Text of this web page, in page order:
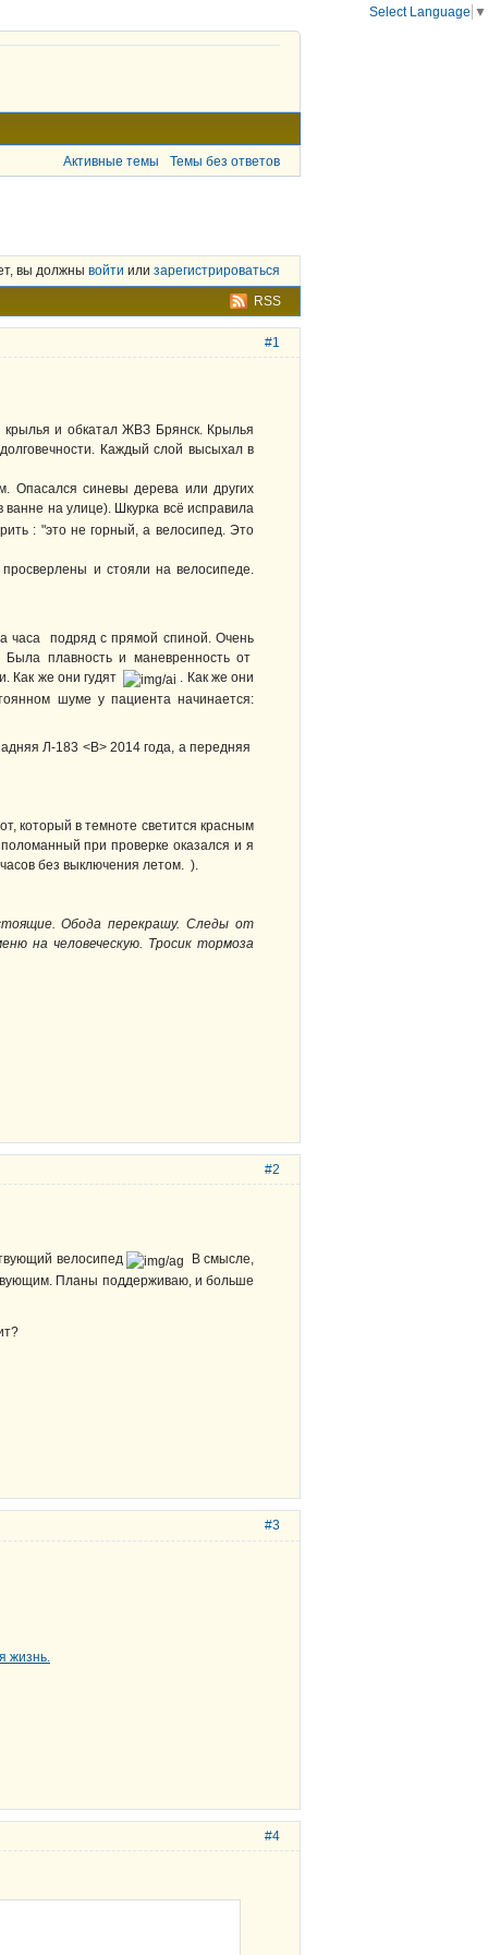
Активные темы Темы без ответов
вы должны войти или зарегистрироваться
RSS
#1
крылья и обкатал ЖВЗ Брянск. Крылья
Каждый слой высыхал в
Опасался синевы дерева или других
на улице). Шкурка всё исправила
: "это не горный, а велосипед. Это
и стояли на велосипеде.
часа подряд с прямой спиной. Очень
плавность и маневренность от
Как же они гудят
. Как же они
шуме у пациента начинается:
Л-183 <В> 2014 года, а передняя
который в темноте светится красным
при проверке оказался и я
без выключения летом. ).
Обода перекрашу. Следы от
на человеческую. Тросик тормоза
#2
велосипед
В смысле,
Планы поддерживаю, и больше
#3
#4
Select Language ▼